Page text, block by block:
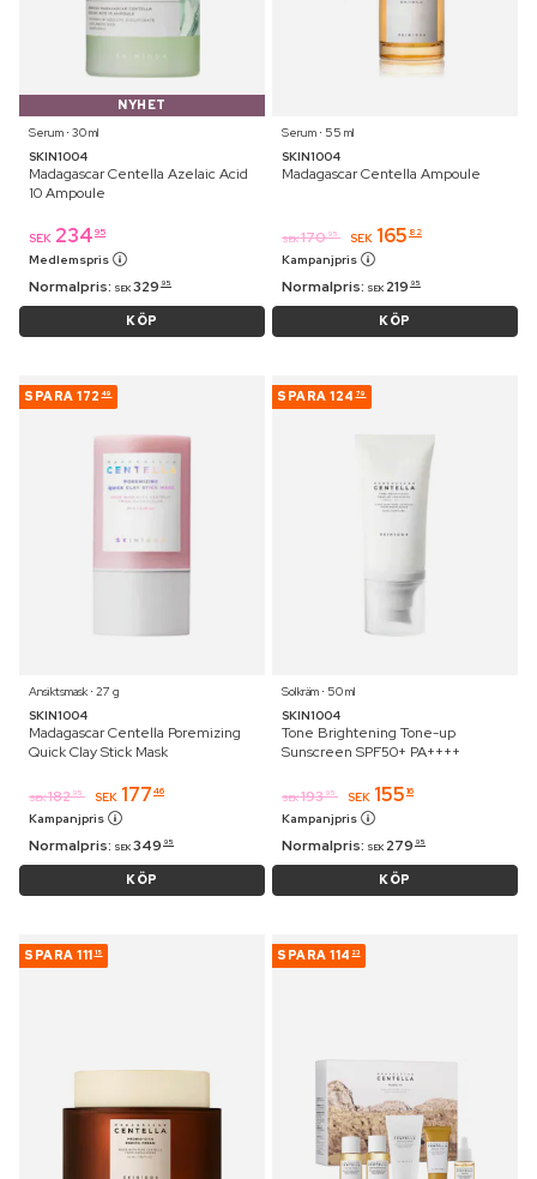
NYHET
Serum ⋅ 30 ml
SKIN1004
Madagascar Centella Azelaic Acid
10 Ampoule
SEK 234 95
Medlemspris
Normalpris: SEK 329 95
KÖP
Serum ⋅ 55 ml
SKIN1004
Madagascar Centella Ampoule
SEK 170 95 SEK 165 82
Kampanjpris
Normalpris: SEK 219 95
KÖP
SPARA 172 49
Ansiktsmask ⋅ 27 g
SKIN1004
Madagascar Centella Poremizing
Quick Clay Stick Mask
SEK 182 95 SEK 177 46
Kampanjpris
Normalpris: SEK 349 95
KÖP
SPARA 124 79
Solkräm ⋅ 50 ml
SKIN1004
Tone Brightening Tone-up
Sunscreen SPF50+ PA++++
SEK 193 95 SEK 155 16
Kampanjpris
Normalpris: SEK 279 95
KÖP
SPARA 111 15 SPARA 114 23